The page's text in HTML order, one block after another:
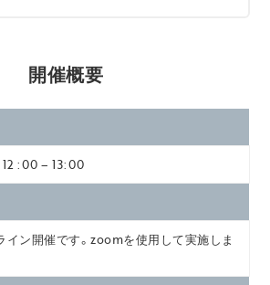
開催概要
12 :00 – 13:00
イン開催です。zoomを使用して実施しま